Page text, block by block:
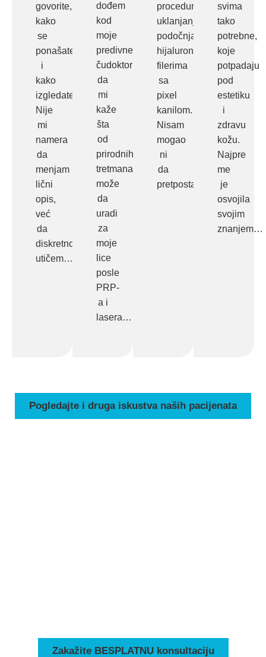
govorite,
kako
se
ponašate
i
kako
izgledate.
Nije
mi
namera
da
menjam
lični
opis,
već
da
diskretno
utičem…
dođem
kod
moje
predivne
čudoktorke
da
mi
kaže
šta
od
prirodnih
tretmana
može
da
uradi
za
moje
lice
posle
PRP-
a i
lasera…
proceduru
uklanjanja
podočnjaka
hijaluronskim
filerima
sa
pixel
kanilom.
Nisam
mogao
ni
da
pretpostavim…
svima
tako
potrebne,
koje
potpadaju
pod
estetiku
i
zdravu
kožu.
Najpre
me
je
osvojila
svojim
znanjem…
Pogledajte i druga iskustva naših pacijenata
Zakažite BESPLATNU konsultaciju